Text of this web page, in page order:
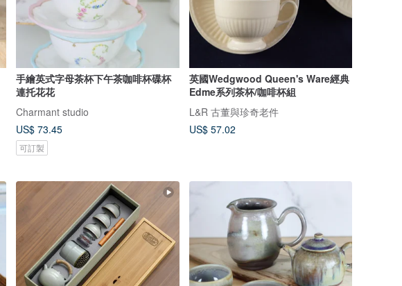
手繪英式字母茶杯下午茶咖啡杯碟杯
連托花花
Charmant studio
US$ 73.45
可訂製
英國Wedgwood Queen's Ware經典
Edme系列茶杯/咖啡杯組
L&R 古董與珍奇老件
US$ 57.02